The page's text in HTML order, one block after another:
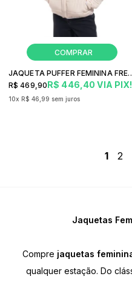
JAQUETA PUFFER FEMININA
R$ 446,40 VIA PIX!
R$ 469,90
10x R$ 46,99 sem juros
1 2
Jaquetas
Compre jaquetas
qualquer estação. Do